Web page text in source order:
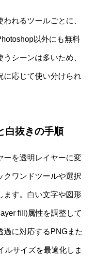
れるツールごとに、
以外にも無料
シーンは多いため、
に応じて使い分けられ
白抜きの手順
ーを透明レイヤーに変
クワンドツールや選択
ます。白い文字や図形
fill)属性を調整して
過に対応するPNGまた
ルサイズを最適化しま